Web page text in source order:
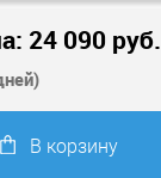
24 090 руб.
В корзину